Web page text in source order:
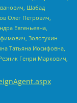
Шабад
Олег Петрович,
Евгеньевна,
Золотухин
Татьяна Иосифовна,
Генри Маркович,